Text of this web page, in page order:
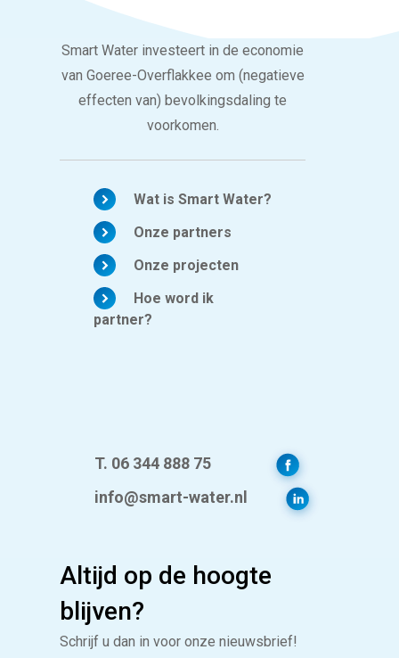
Smart Water investeert in de economie
van Goeree-Overflakkee om (negatieve
effecten van) bevolkingsdaling te
voorkomen.
Wat is Smart Water?
Onze partners
Onze projecten
Hoe word ik
partner?
T. 06 344 888 75
info@smart-water.nl
Altijd op de hoogte
blijven?
Schrijf u dan in voor onze nieuwsbrief!